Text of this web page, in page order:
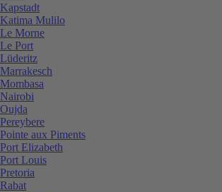
Kapstadt
Katima Mulilo
Le Morne
Le Port
Lüderitz
Marrakesch
Mombasa
Nairobi
Oujda
Pereybere
Pointe aux Piments
Port Elizabeth
Port Louis
Pretoria
Rabat